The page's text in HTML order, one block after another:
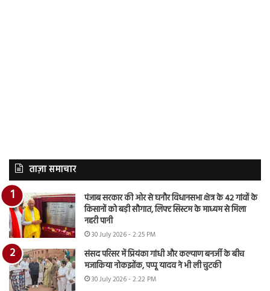
ताज़ा समाचार
पंजाब सरकार की ओर से घनौर विधानसभा क्षेत्र के 42 गांवों के
किसानों को बड़ी सौगात, लिफ्ट सिस्टम के माध्यम से मिला
नहरी पानी
30 July 2026 - 2:25 PM
संसद परिसर में प्रियंका गांधी और कल्याण बनर्जी के बीच
मजाकिया नोकझोंक, पप्पू यादव ने भी ली चुटकी
30 July 2026 - 2:22 PM